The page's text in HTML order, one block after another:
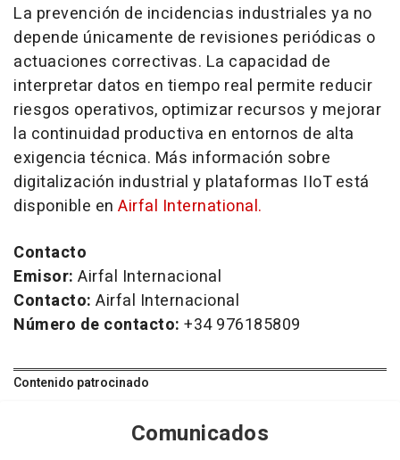
La prevención de incidencias industriales ya no
depende únicamente de revisiones periódicas o
actuaciones correctivas. La capacidad de
interpretar datos en tiempo real permite reducir
riesgos operativos, optimizar recursos y mejorar
la continuidad productiva en entornos de alta
exigencia técnica. Más información sobre
digitalización industrial y plataformas IIoT está
disponible en Airfal International.
Contacto
Emisor: Airfal Internacional
Contacto: Airfal Internacional
Número de contacto: +34 976185809
Contenido patrocinado
Comunicados